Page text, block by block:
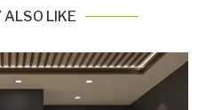
ALSO LIKE